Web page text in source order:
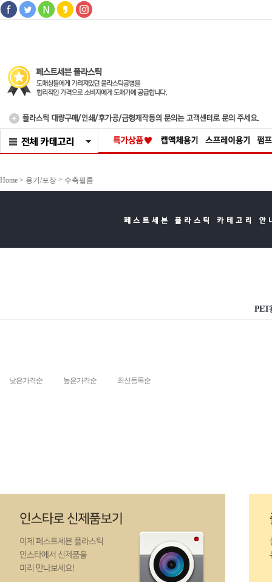
Home > 용기/포장 > 수축필름
PET
낮은가격순 높은가격순 최신등록순